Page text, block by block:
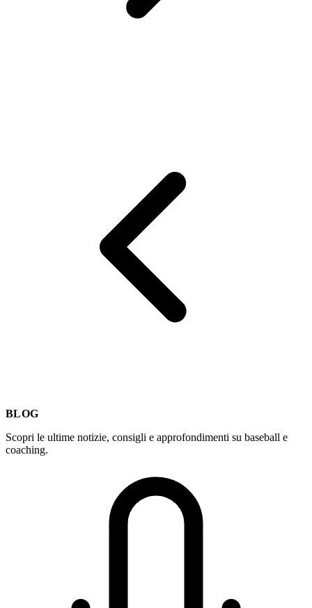
BLOG
Scopri le ultime notizie, consigli e approfondimenti su baseball e
coaching.